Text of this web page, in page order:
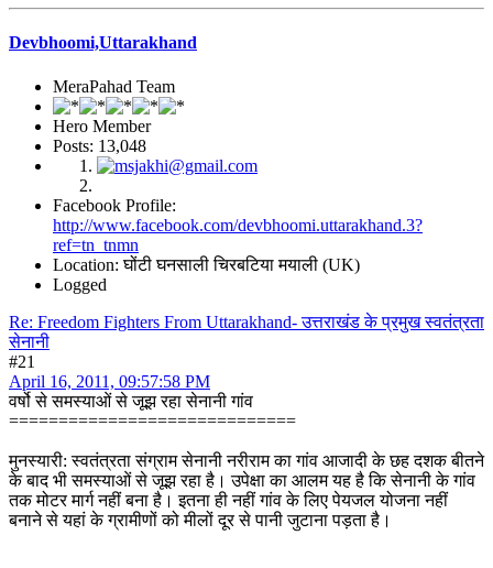
Devbhoomi,Uttarakhand
MeraPahad Team
Hero Member
Posts: 13,048
Facebook Profile:
http://www.facebook.com/devbhoomi.uttarakhand.3?
ref=tn_tnmn
Location: घोंटी घनसाली चिरबटिया मयाली (UK)
Logged
Re: Freedom Fighters From Uttarakhand- उत्तराखंड के प्रमुख स्वतंत्रता
सेनानी
#21
April 16, 2011, 09:57:58 PM
वर्षो से समस्याओं से जूझ रहा सेनानी गांव
=============================
मुनस्यारी: स्वतंत्रता संग्राम सेनानी नरीराम का गांव आजादी के छह दशक बीतने
के बाद भी समस्याओं से जूझ रहा है। उपेक्षा का आलम यह है कि सेनानी के गांव
तक मोटर मार्ग नहीं बना है। इतना ही नहीं गांव के लिए पेयजल योजना नहीं
बनाने से यहां के ग्रामीणों को मीलों दूर से पानी जुटाना पड़ता है।